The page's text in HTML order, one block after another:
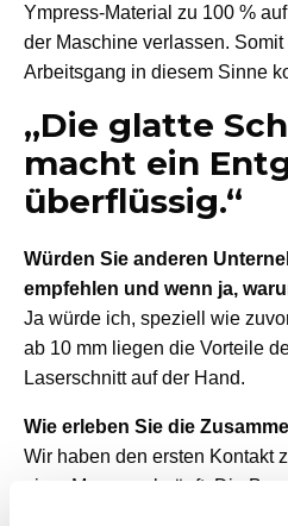
Ympress-Material zu 100 %
der Maschine verlassen.
Arbeitsgang in diesem Sinne
„Die glatte
macht ein
überflüssig.“
Würden Sie anderen
empfehlen und wenn ja,
Ja würde ich, speziell wie
ab 10 mm liegen die Vorteile
Laserschnitt auf der Hand.
Wie erleben Sie die
Wir haben den ersten Kontakt
einer Messe geknüpft. Die
von Beginn an und bis heute